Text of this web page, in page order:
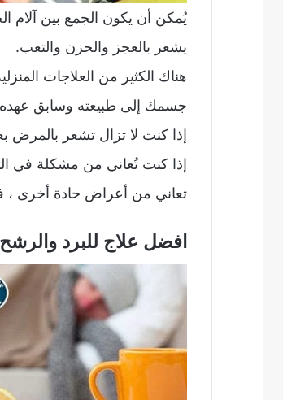
يُمكن أن يكون الجمع بين آلام
يشعر بالعجز والحزن والتعب.
هناك الكثير من العلاجات
جسمك إلى طبيعته وسابق
إذا كنت لا تزال تشعر بالمرض
إذا كنت تُعاني من مشكلة في
تعاني من أعراض حادة أخرى
افضل علاج للبرد والرشح